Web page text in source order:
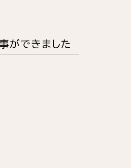
ができました